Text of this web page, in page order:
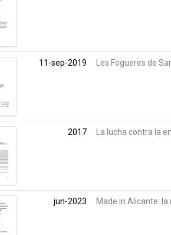
11-sep-2019 Les Fogueres de
2017 La lucha contra la
jun-2023 Made in Alicante: